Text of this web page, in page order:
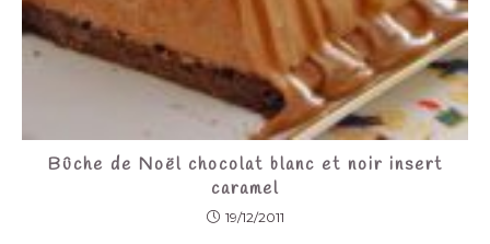
Bûche de Noël chocolat blanc et noir insert
caramel
19/12/2011